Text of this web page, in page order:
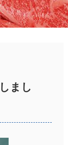
まし